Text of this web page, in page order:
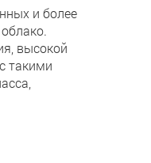
и более
высокой
такими